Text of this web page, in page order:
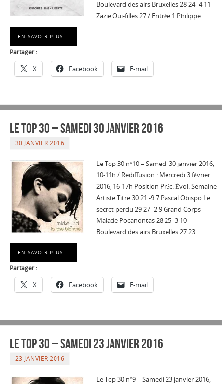
Boulevard des airs Bruxelles 28 24 -4 11
Zazie Oui-filles 27 / Entrée 1 Philippe…
EN SAVOIR PLUS …
Partager :
X Facebook E-mail
Le Top 30 – Samedi 30 janvier 2016
30 JANVIER 2016
Le Top 30 n°10 – Samedi 30 janvier 2016,
10-11h / Rediffusion : Mercredi 3 février
2016, 16-17h Position Préc. Évol. Semaine
Artiste Titre 30 21 -9 7 Pascal Obispo Le
secret perdu 29 27 -2 9 Grand Corps
Malade Pocahontas 28 25 -3 10
Boulevard des airs Bruxelles 27 23…
EN SAVOIR PLUS …
Partager :
X Facebook E-mail
Le Top 30 – Samedi 23 janvier 2016
23 JANVIER 2016
Le Top 30 n°9 – Samedi 23 janvier 2016,